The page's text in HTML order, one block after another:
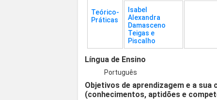
Teórico-
Práticas
Isabel
Alexandra
Damasceno
Teigas e
Piscalho
Língua de Ensino
Português
Objetivos de aprendizagem e a
(conhecimentos, aptidões e